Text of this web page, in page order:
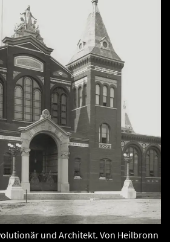
und Architekt. Von Heilbronn